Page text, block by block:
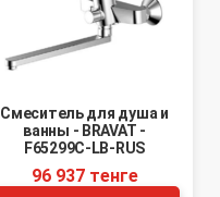
Смеситель для душа и
ванны - BRAVAT -
F65299C-LB-RUS
96 937 тенге